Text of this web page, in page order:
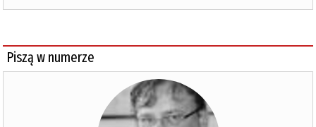
Piszą w numerze